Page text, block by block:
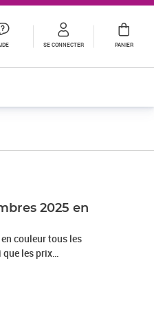
SE CONNECTER PANIER
2025 en
couleur tous les
que les prix
se tenir
dans un thème